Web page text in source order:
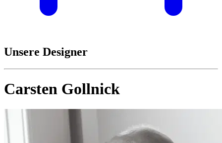
Unsere Designer
Carsten Gollnick